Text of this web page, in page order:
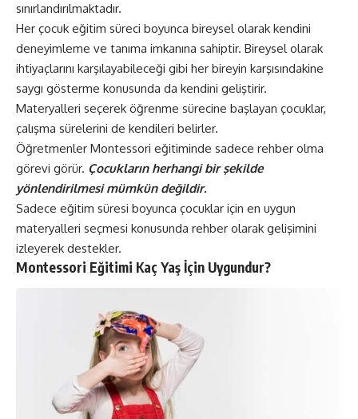
sınırlandırılmaktadır.
Her çocuk eğitim süreci boyunca bireysel olarak kendini
deneyimleme ve tanıma imkanına sahiptir. Bireysel olarak
ihtiyaçlarını karşılayabileceği gibi her bireyin karşısındakine
saygı gösterme konusunda da kendini geliştirir.
Materyalleri seçerek öğrenme sürecine başlayan çocuklar,
çalışma sürelerini de kendileri belirler.
Öğretmenler Montessori eğitiminde sadece rehber olma
görevi görür. Çocukların herhangi bir şekilde
yönlendirilmesi mümkün değildir.
Sadece eğitim süresi boyunca çocuklar için en uygun
materyalleri seçmesi konusunda rehber olarak gelişimini
izleyerek destekler.
Montessori Eğitimi Kaç Yaş İçin Uygundur?